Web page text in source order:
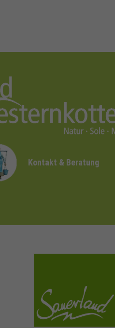
Kontakt & Beratung
sauerland.com